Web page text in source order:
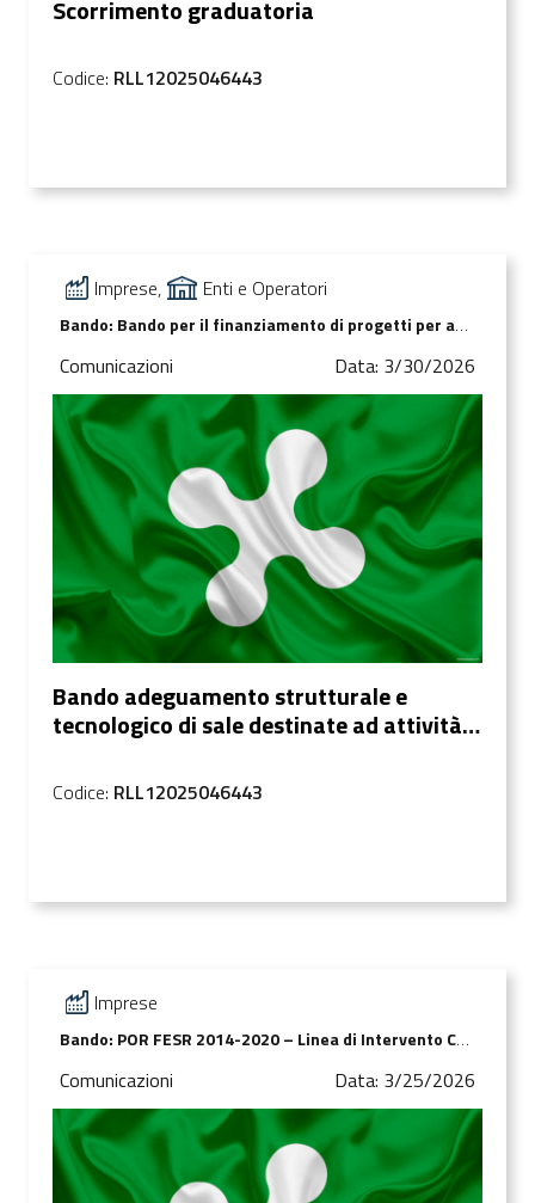
Scorrimento graduatoria
Codice: RLL12025046443
Imprese, Enti e Operatori
Bando: Bando per il finanziamento di progetti per adeguamento strutturale e tecnologico di sale destinate ad attività di spettacolo – art. 42 c. 1, lett. c), l.r. 25/2016
Comunicazioni Data: 3/30/2026
Bando adeguamento strutturale e
tecnologico di sale destinate ad attività
finanzia...
Codice: RLL12025046443
Imprese
Bando: POR FESR 2014-2020 – Linea di Intervento Controgaranzie 2
Comunicazioni Data: 3/25/2026